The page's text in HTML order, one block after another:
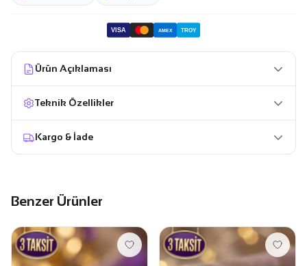
VISA AMEX TROY
Ürün Açıklaması
Teknik Özellikler
Kargo & İade
Benzer Ürünler